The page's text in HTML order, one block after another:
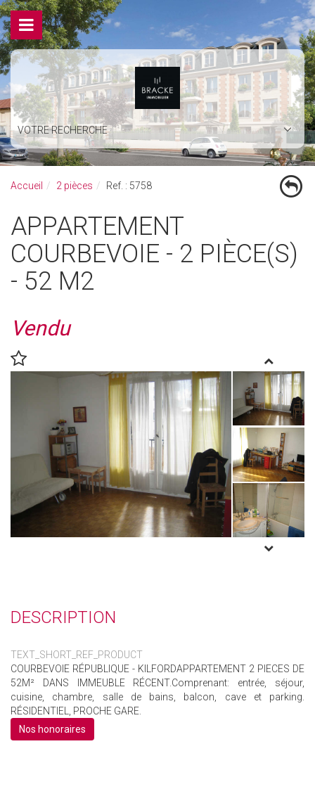
VOTRE RECHERCHE
Accueil 2 pièces Ref. : 5758
APPARTEMENT
COURBEVOIE - 2 PIÈCE(S)
- 52 M2
Vendu
DESCRIPTION
TEXT_SHORT_REF_PRODUCT
COURBEVOIE RÉPUBLIQUE - KILFORDAPPARTEMENT 2 PIECES DE
52M² DANS IMMEUBLE RÉCENT.Comprenant: entrée, séjour,
cuisine, chambre, salle de bains, balcon, cave et parking.
RÉSIDENTIEL, PROCHE GARE.
Nos honoraires